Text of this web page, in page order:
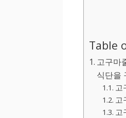
Table
고구마
식단을
고
고
고